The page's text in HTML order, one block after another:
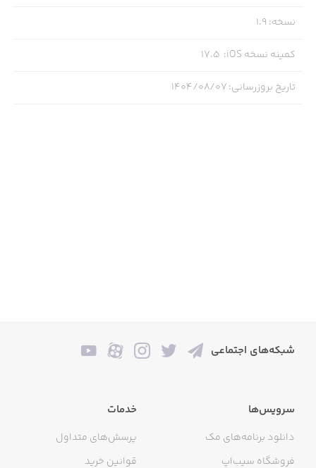
نسخه:
1.9
کمینه نسخه iOS :
17.5
تاریخ بروزرسانی:۱۴۰۴/۰۸/۰۷
شبکه‌های اجتماعی
سرویس‌ها
دانلود برنامه‌های مک
فروشگاه سیب‌اپ
خدمات
پرسش‌های متداول
قوانین خرید